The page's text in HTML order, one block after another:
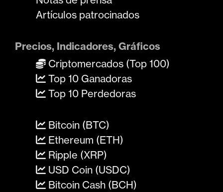
Artículos patrocinados
Precios, Indicadores, Gráficos
Criptomercados (Top 100)
Top 10 Ganadoras
Top 10 Perdedoras
Bitcoin (BTC)
Ethereum (ETH)
Ripple (XRP)
USD Coin (USDC)
Bitcoin Cash (BCH)